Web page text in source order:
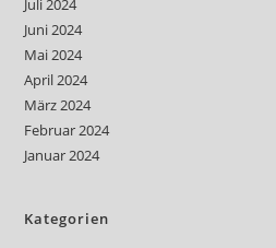
Juli 2024
Juni 2024
Mai 2024
April 2024
März 2024
Februar 2024
Januar 2024
Kategorien